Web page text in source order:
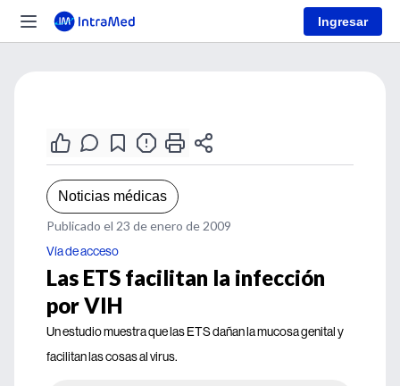
Ingresar
Noticias médicas
Publicado el 23 de enero de 2009
Vía de acceso
Las ETS facilitan la infección
por VIH
Un estudio muestra que las ETS dañan la mucosa genital y
facilitan las cosas al virus.